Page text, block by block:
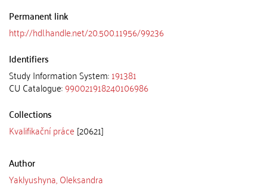
Permanent link
http://hdl.handle.net/20.500.11956/99236
Identifiers
Study Information System:191381
CU Catalogue:990021918240106986
Collections
Kvalifikační práce [20621]
Author
Yaklyushyna, Oleksandra